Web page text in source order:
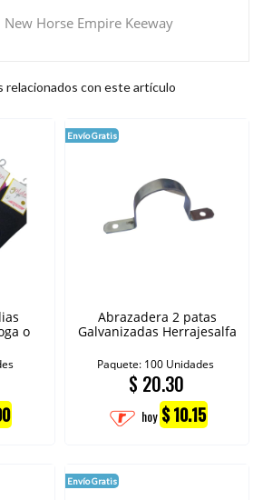
Horse Empire Keeway
relacionados con este artículo
o
Envío Gratis
Abrazadera 2 patas
Galvanizadas Herrajesalfa
Paquete: 100 Unidades
$ 20.30
hoy $ 10.15
Envío Gratis